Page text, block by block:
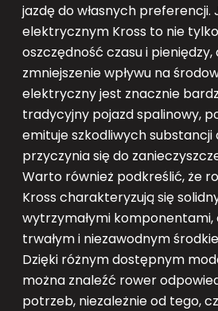
jazdę do własnych
elektrycznym Kross to nie
oszczędność czasu i
zmniejszenie wpływu na
elektryczny jest znacznie
tradycyjny pojazd spalinowy,
emituje szkodliwych
przyczynia się do
Warto również podkreślić, że
Kross charakteryzują się
wytrzymałymi komponentami,
trwałym i niezawodnym
Dzięki różnym dostępnym
można znaleźć rower
potrzeb, niezależnie od tego,